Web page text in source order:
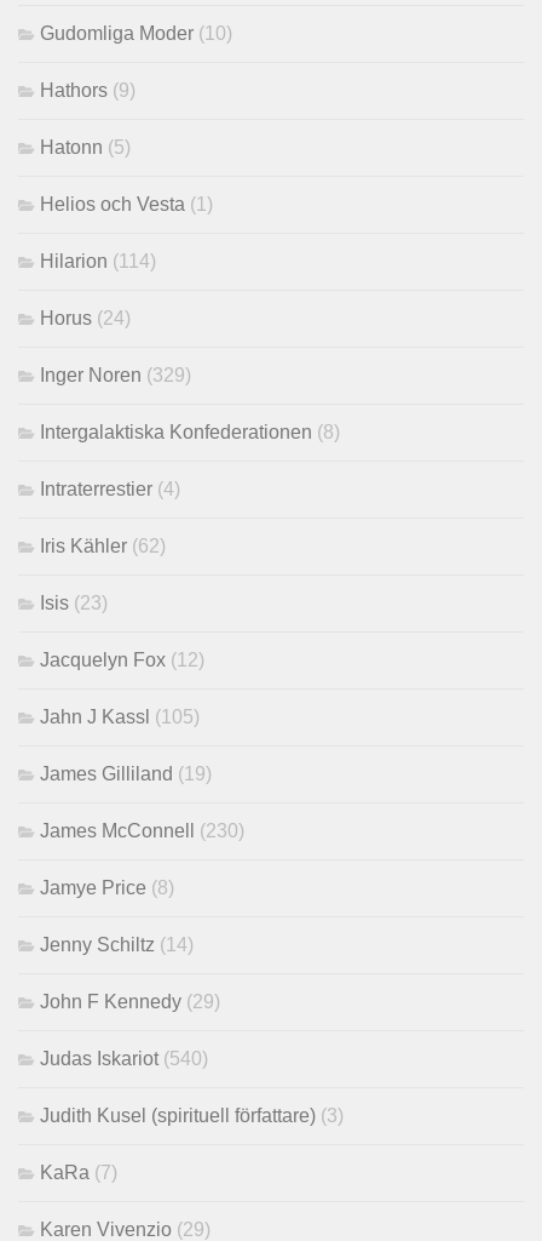
Gudomliga Moder (10)
Hathors (9)
Hatonn (5)
Helios och Vesta (1)
Hilarion (114)
Horus (24)
Inger Noren (329)
Intergalaktiska Konfederationen (8)
Intraterrestier (4)
Iris Kähler (62)
Isis (23)
Jacquelyn Fox (12)
Jahn J Kassl (105)
James Gilliland (19)
James McConnell (230)
Jamye Price (8)
Jenny Schiltz (14)
John F Kennedy (29)
Judas Iskariot (540)
Judith Kusel (spirituell författare) (3)
KaRa (7)
Karen Vivenzio (29)